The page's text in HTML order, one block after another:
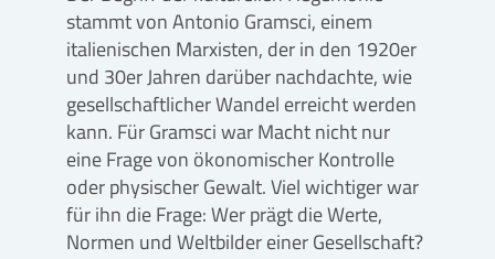
stammt von Antonio Gramsci, einem
italienischen Marxisten, der in den 1920er
und 30er Jahren darüber nachdachte, wie
gesellschaftlicher Wandel erreicht werden
kann. Für Gramsci war Macht nicht nur
eine Frage von ökonomischer Kontrolle
oder physischer Gewalt. Viel wichtiger war
für ihn die Frage: Wer prägt die Werte,
Normen und Weltbilder einer Gesellschaft?